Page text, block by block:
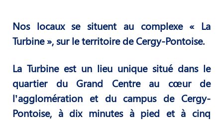
Nos locaux se situent au complexe « La
Turbine », sur le territoire de Cergy-Pontoise.
La Turbine est un lieu unique situé dans le
quartier du Grand Centre au cœur de
l’agglomération et du campus de Cergy-
Pontoise, à dix minutes à pied et à cinq